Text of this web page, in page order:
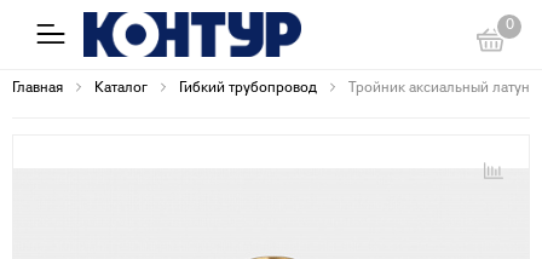
0
Главная Каталог Гибкий трубопровод Тройник аксиальный